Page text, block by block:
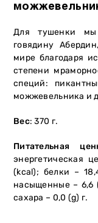
Для тушенки мы
говядину
мире благодаря
степени
специй:
можжевельника и
Вес: 370 г.
Питательная
энергетическая
(kcal); белки –
насыщенные – 6,6
сахара – 0,0 (g) г.